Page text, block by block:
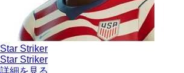
Star Striker
Star Striker